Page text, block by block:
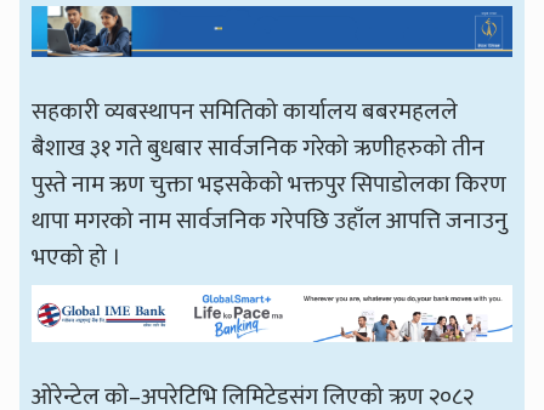
सहकारी व्यबस्थापन समितिको कार्यालय बबरमहलले
बैशाख ३१ गते बुधबार सार्वजनिक गरेको ऋणीहरुको तीन
पुस्ते नाम ऋण चुक्ता भइसकेको भक्तपुर सिपाडोलका किरण
थापा मगरको नाम सार्वजनिक गरेपछि उहाँल आपत्ति जनाउनु
भएको हो ।
ओरेन्टेल को–अपरेटिभि लिमिटेडसंग लिएको ऋण २०८२